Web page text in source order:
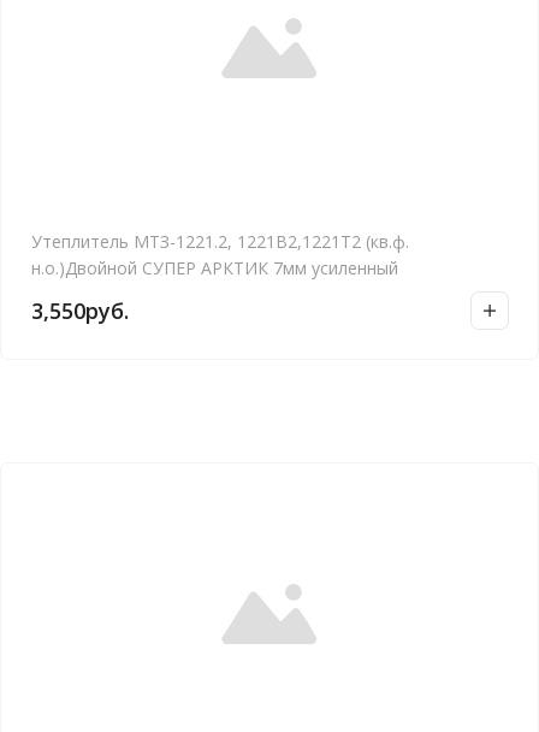
Утеплитель МТЗ-1221.2, 1221В2,1221Т2 (кв.ф.
н.о.)Двойной СУПЕР АРКТИК 7мм усиленный
3,550руб.